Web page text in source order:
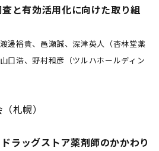
査と有効活用化に向けた取り組
邊裕貴、邑瀬誠、深津英人（杏林堂薬
口浩、野村和彦（ツルハホールディン
札幌）
ラッグストア薬剤師のかかわり